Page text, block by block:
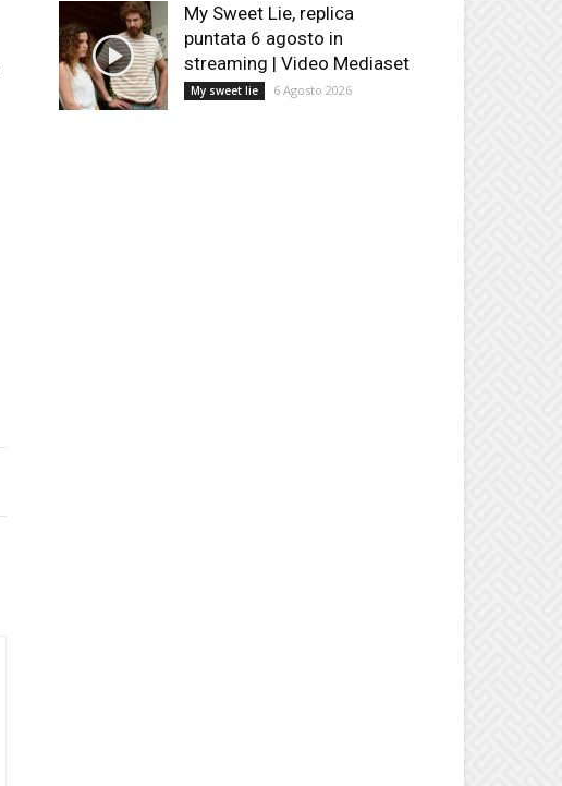
My Sweet Lie, replica
puntata 6 agosto in
streaming | Video Mediaset
My sweet lie 6 Agosto 2026